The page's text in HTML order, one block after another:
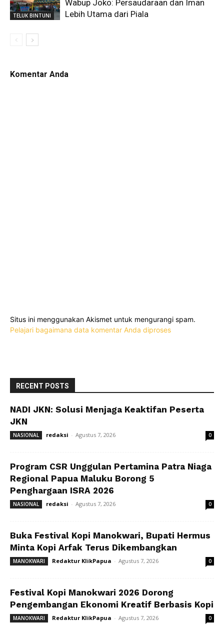
TELUK BINTUNI
Wabup Joko: Persaudaraan dan Iman
Lebih Utama dari Piala
Komentar Anda
Situs ini menggunakan Akismet untuk mengurangi spam.
Pelajari bagaimana data komentar Anda diproses
RECENT POSTS
NADI JKN: Solusi Menjaga Keaktifan Peserta
JKN
NASIONAL redaksi - Agustus 7, 2026 0
Program CSR Unggulan Pertamina Patra Niaga
Regional Papua Maluku Borong 5
Penghargaan ISRA 2026
NASIONAL redaksi - Agustus 7, 2026 0
Buka Festival Kopi Manokwari, Bupati Hermus
Minta Kopi Arfak Terus Dikembangkan
MANOKWARI Redaktur KlikPapua - Agustus 7, 2026 0
Festival Kopi Manokwari 2026 Dorong
Pengembangan Ekonomi Kreatif Berbasis Kopi
MANOKWARI Redaktur KlikPapua - Agustus 7, 2026 0